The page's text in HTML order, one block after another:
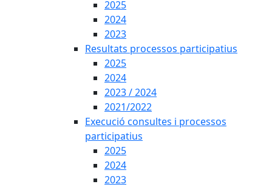
2025
2024
2023
Resultats processos participatius
2025
2024
2023 / 2024
2021/2022
Execució consultes i processos
participatius
2025
2024
2023